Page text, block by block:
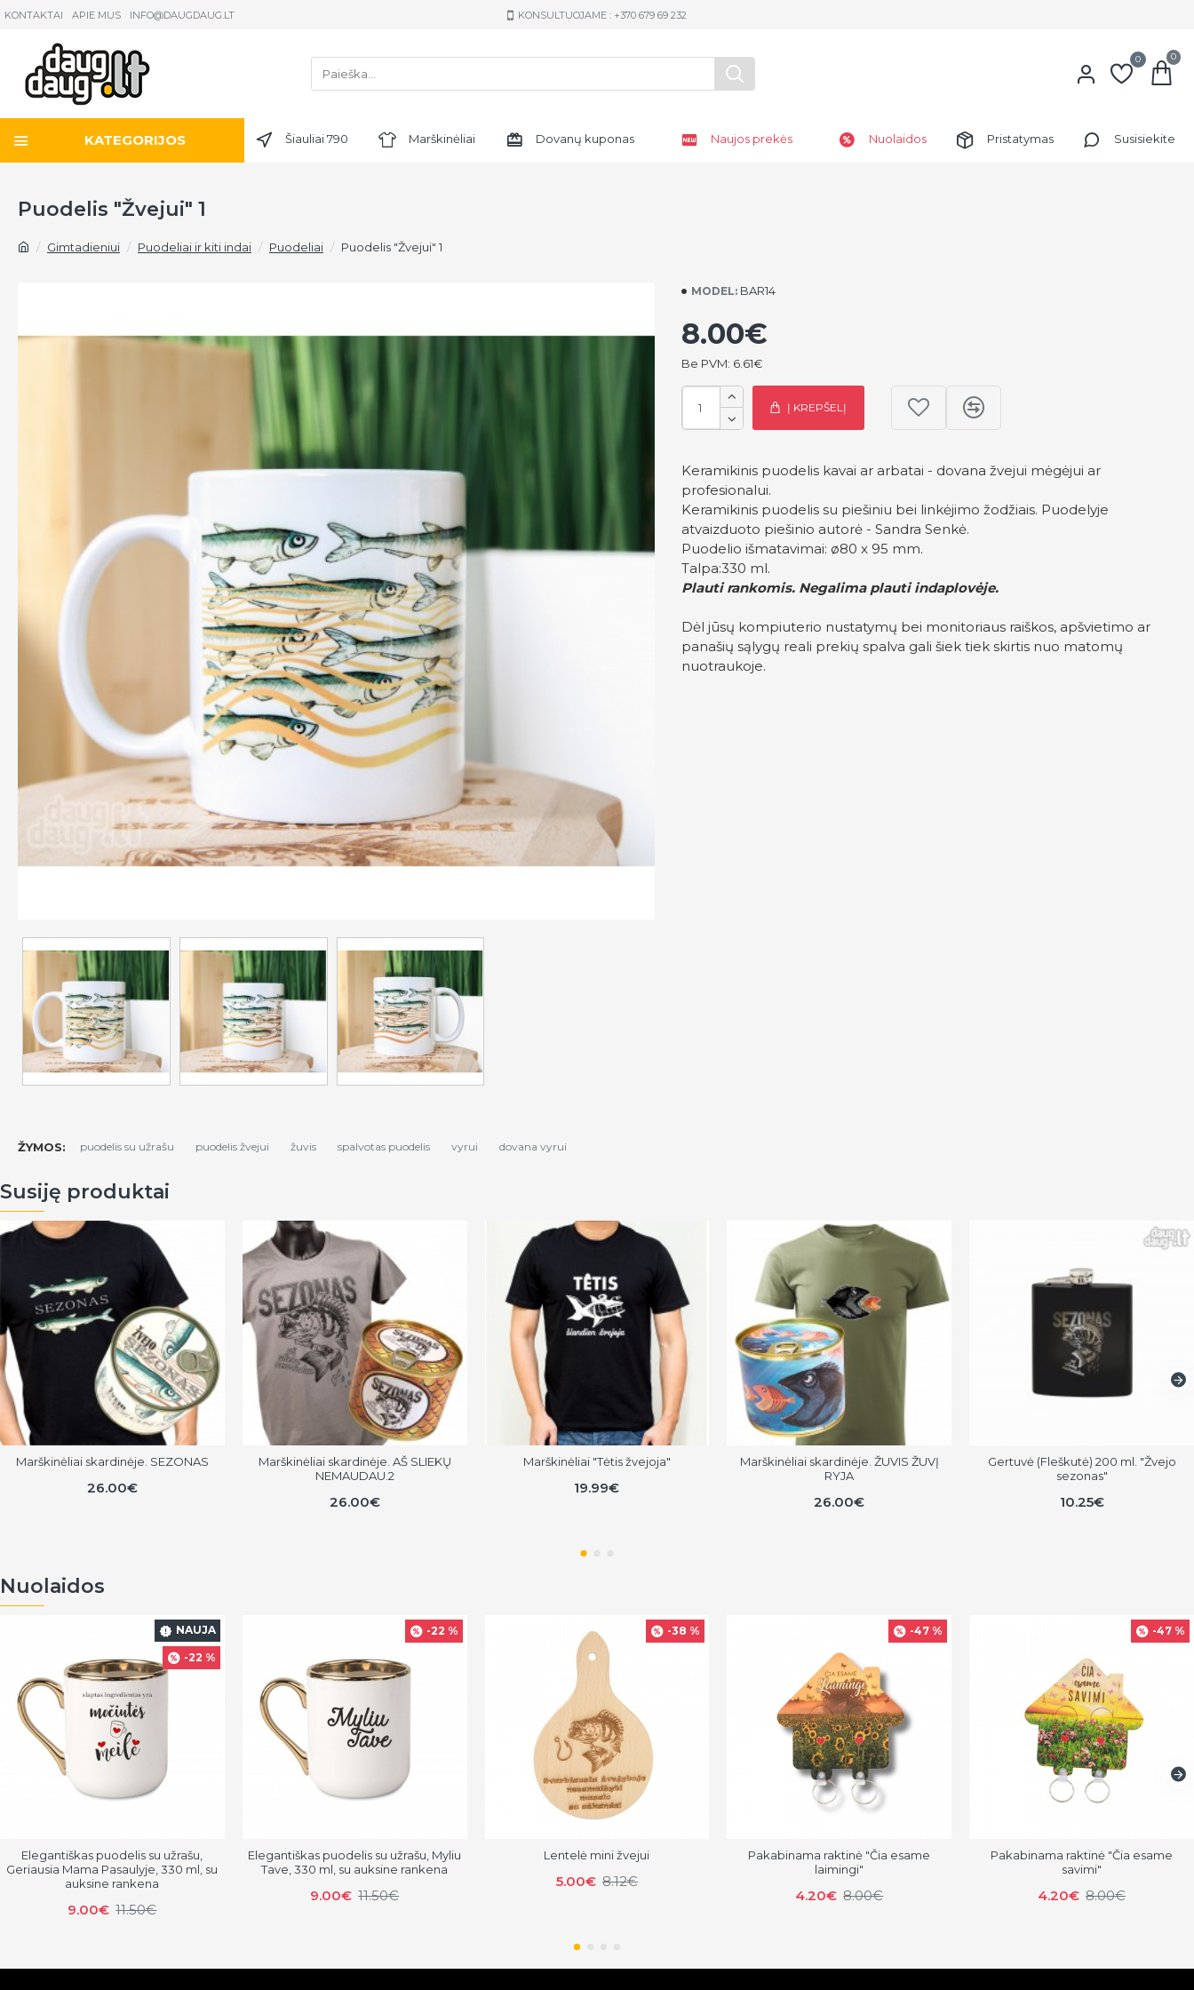
KONTAKTAI APIE MUS INFO@DAUGDAUG.LT KONSULTUOJAME : +370 679 69 232
0 0
KATEGORIJOS Šiauliai 790 Marškinėliai Dovanų kuponas Naujos prekės Nuolaidos Pristatymas Susisiekite
Gimtadieniui Puodeliai ir kiti indai Puodeliai Puodelis "Žvejui" 1
Puodelis "Žvejui" 1
MODEL: BAR14
8.00€
Be PVM: 6.61€
Į KREPŠELĮ
Keramikinis puodelis kavai ar arbatai - dovana žvejui mėgėjui ar
profesionalui.
Keramikinis puodelis su piešiniu bei linkėjimo žodžiais. Puodelyje
atvaizduoto piešinio autorė - Sandra Senkė.
Puodelio išmatavimai: ø80 x 95 mm.
Talpa:330 ml.
Plauti rankomis. Negalima plauti indaplovėje.
Dėl jūsų kompiuterio nustatymų bei monitoriaus raiškos, apšvietimo ar
panašių sąlygų reali prekių spalva gali šiek tiek skirtis nuo matomų
nuotraukoje.
ŽYMOS: puodelis su užrašu puodelis žvejui žuvis spalvotas puodelis vyrui dovana vyrui
Susiję produktai
Marškinėliai skardinėje. SEZONAS
26.00€
Marškinėliai skardinėje. AŠ SLIEKŲ
NEMAUDAU.2
26.00€
Marškinėliai "Tėtis žvejoja"
19.99€
Marškinėliai skardinėje. ŽUVIS ŽUVĮ
RYJA
26.00€
Gertuvė (Fleškutė) 200 ml. "Žvejo
sezonas"
10.25€
Nuolaidos
NAUJA
-22 %
Elegantiškas puodelis su užrašu,
Geriausia Mama Pasaulyje, 330 ml, su
auksine rankena
9.00€ 11.50€
-22 %
Elegantiškas puodelis su užrašu, Myliu
Tave, 330 ml, su auksine rankena
9.00€ 11.50€
-38 %
Lentelė mini žvejui
5.00€ 8.12€
-47 %
Pakabinama raktinė "Čia esame
laimingi"
4.20€ 8.00€
-47 %
Pakabinama raktinė "Čia esame
savimi"
4.20€ 8.00€